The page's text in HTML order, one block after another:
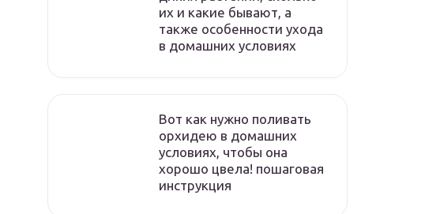
их и какие бывают, а
также особенности ухода
в домашних условиях
Вот как нужно поливать
орхидею в домашних
условиях, чтобы она
хорошо цвела! пошаговая
инструкция